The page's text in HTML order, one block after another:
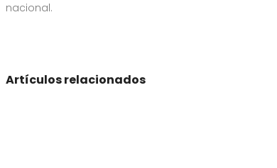
nacional.
Artículos relacionados